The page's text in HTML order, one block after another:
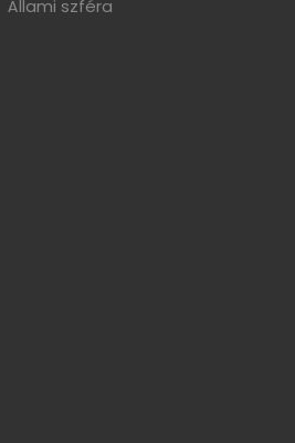
Állami szféra